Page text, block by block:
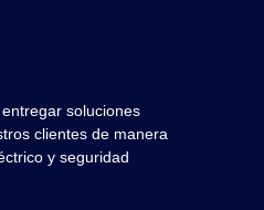
soluciones
clientes de manera
y seguridad